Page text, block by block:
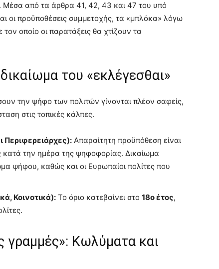
Μέσα από τα άρθρα 41, 42, 43 και 47 του υπό
οι προϋποθέσεις συμμετοχής, τα «μπλόκα» λόγω
οποίο οι παρατάξεις θα χτίζουν τα
του «εκλέγεσθαι»
την ψήφο των πολιτών γίνονται πλέον σαφείς,
στις τοπικές κάλπες.
Περιφερειάρχες): Απαραίτητη προϋπόθεση είναι
κατά την ημέρα της ψηφοφορίας. Δικαίωμα
ψήφου, καθώς και οι Ευρωπαίοι πολίτες που
Κοινοτικά): Το όριο κατεβαίνει στο 18ο έτος,
γραμμές»: Κωλύματα και